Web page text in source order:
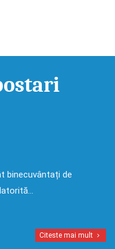
binecuvântați de
Citeste mai mult